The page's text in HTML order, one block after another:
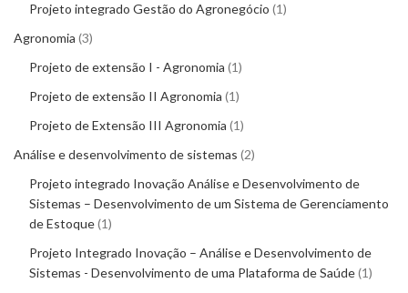
Projeto integrado Gestão do Agronegócio 1
Agronomia 3
Projeto de extensão I - Agronomia 1
Projeto de extensão II Agronomia 1
Projeto de Extensão III Agronomia 1
Análise e desenvolvimento de sistemas 2
Projeto integrado Inovação Análise e Desenvolvimento de
Sistemas – Desenvolvimento de um Sistema de Gerenciamento
de Estoque 1
Projeto Integrado Inovação – Análise e Desenvolvimento de
Sistemas - Desenvolvimento de uma Plataforma de Saúde 1